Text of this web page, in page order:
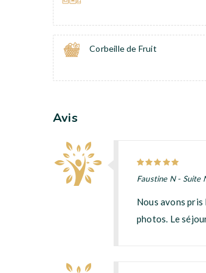
Corbeille de Fruit
Avis
Faustine N - Suite
Nous avons
photos. Le